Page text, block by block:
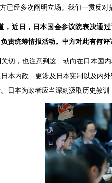
已经多次阐明立场。我们一贯反
，近日，日本国会参议院表决通
责统筹情报活动。中方对此有何评
切，也注意到这一动向在日本国
本内政，更涉及日本宪制以及内
日本为政者应当深刻汲取历史教训